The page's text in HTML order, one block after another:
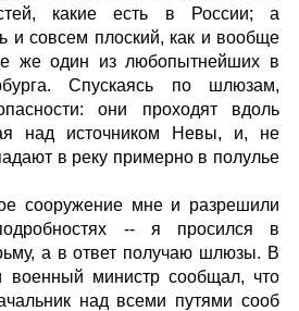
какие есть в России; а
и совсем плоский, как и вообще
же один из любопытнейших в
Спускаясь по шлюзам,
они проходят вдоль
над источником Невы, и, не
в реку примерно в полулье
сооружение мне и разрешили
-- я просился в
а в ответ получаю шлюзы. В
военный министр сообщал, что
над всеми путями сооб